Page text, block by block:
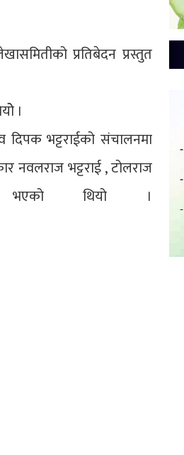
प्रतिबेदन प्रस्तुत
।
दिपक भट्टराईको संचालनमा
नवलराज भट्टराई , टोलराज
भएको थियो ।